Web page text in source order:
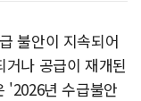
불안이 지속되어
나 공급이 재개된
'2026년 수급불안